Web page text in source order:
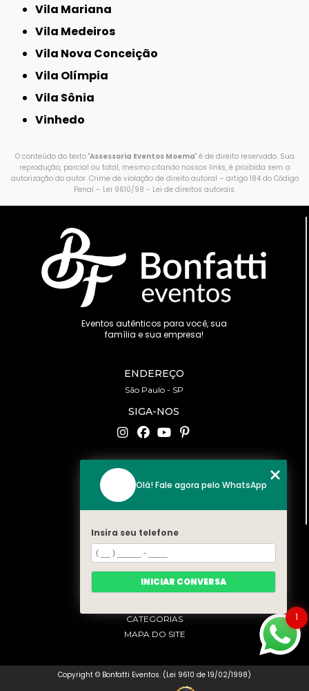
Vila Mariana
Vila Medeiros
Vila Nova Conceição
Vila Olímpia
Vila Sônia
Vinhedo
O conteúdo do texto "Assessoria Eventos Moema" é de direito reservado. Sua
reprodução, parcial ou total, mesmo citando nossos links, é proibida sem a
autorização do autor. Crime de violação de direito autoral – artigo 184 do Código
Penal – Lei 9610/98 - Lei de direitos autorais.
Eventos autênticos para você, sua
família e sua empresa!
ENDEREÇO
São Paulo - SP
SIGA-NOS
CONTATO
(11) 94519-2422
contato@bonfattieventos.com.br
MENU
HOME
A BONFATTI
CATEGORIAS
MAPA DO SITE
Copyright © Bonfatti Eventos. (Lei 9610 de 19/02/1998)
1
Olá! Fale agora pelo WhatsApp
Insira seu telefone
INICIAR CONVERSA